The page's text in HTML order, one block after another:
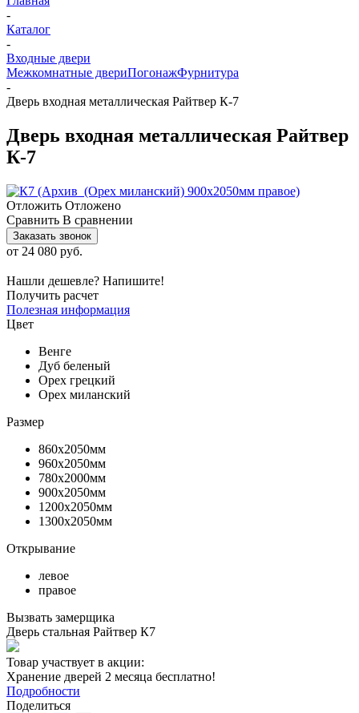
-
Каталог
-
Входные двери
Межкомнатные двериПогонажФурнитура
-
Дверь входная металлическая Райтвер К-7
Дверь входная металлическая Райтвер
К-7
Отложить Отложено
Сравнить В сравнении
Заказать звонок
от 24 080 руб.
Нашли дешевле? Напишите!
Получить расчет
Полезная информация
Цвет
Венге
Дуб беленый
Орех грецкий
Орех миланский
Размер
860х2050мм
960х2050мм
780х2000мм
900х2050мм
1200х2050мм
1300х2050мм
Открывание
левое
правое
Вызвать замерщика
Дверь стальная Райтвер К7
Товар участвует в акции:
Хранение дверей 2 месяца бесплатно!
Подробности
Поделиться